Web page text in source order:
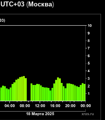
UTC+03 (Москва)